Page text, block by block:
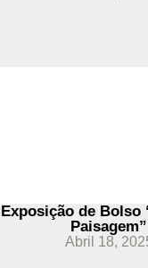
Exposição de Bolso
Paisagem”
Abril 18,